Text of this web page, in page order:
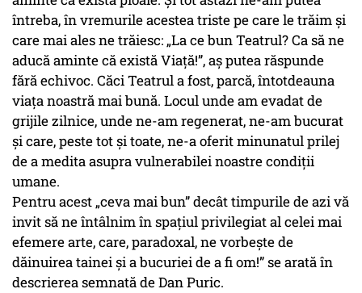
întreba, în vremurile acestea triste pe care le trăim și
care mai ales ne trăiesc: „La ce bun Teatrul? Ca să ne
aducă aminte că există Viață!”, aș putea răspunde
fără echivoc. Căci Teatrul a fost, parcă, întotdeauna
viața noastră mai bună. Locul unde am evadat de
grijile zilnice, unde ne-am regenerat, ne-am bucurat
și care, peste tot și toate, ne-a oferit minunatul prilej
de a medita asupra vulnerabilei noastre condiții
umane.
Pentru acest „ceva mai bun” decât timpurile de azi vă
invit să ne întâlnim în spațiul privilegiat al celei mai
efemere arte, care, paradoxal, ne vorbește de
dăinuirea tainei și a bucuriei de a fi om!” se arată în
descrierea semnată de Dan Puric.